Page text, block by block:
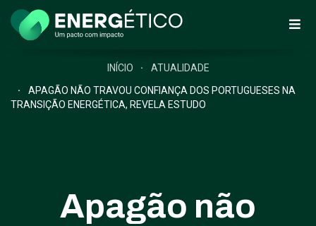
INÍCIO
ATUALIDADE
APAGÃO NÃO TRAVOU CONFIANÇA DOS PORTUGUESES NA
TRANSIÇÃO ENERGÉTICA, REVELA ESTUDO
Apagão não